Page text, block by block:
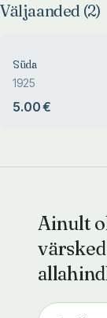
Väljaanded (2)
Süda
1925
5.00 €
Ainult